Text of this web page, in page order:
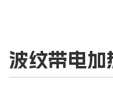
波纹带电加